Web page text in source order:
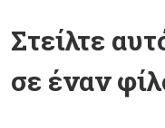
Στείλτε
σε έναν